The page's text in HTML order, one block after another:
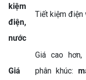
kiệm
điện,
nước
Tiết kiệm điện
Giá
Giá cao
phân khúc:
TỦ LẠNH LG 217L
LTB21BLMD – GIẢI